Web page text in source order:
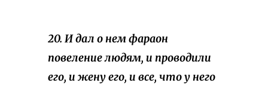
20. И дал о нем фараон
повеление людям, и проводили
его, и жену его, и все, что у него